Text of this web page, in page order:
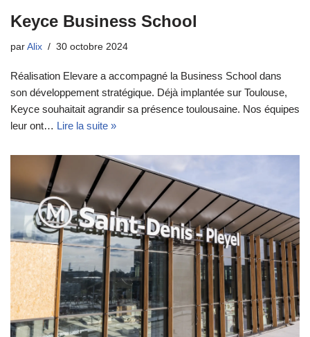
Keyce Business School
par Alix 30 octobre 2024
Réalisation Elevare a accompagné la Business School dans
son développement stratégique. Déjà implantée sur Toulouse,
Keyce souhaitait agrandir sa présence toulousaine. Nos équipes
leur ont… Lire la suite »